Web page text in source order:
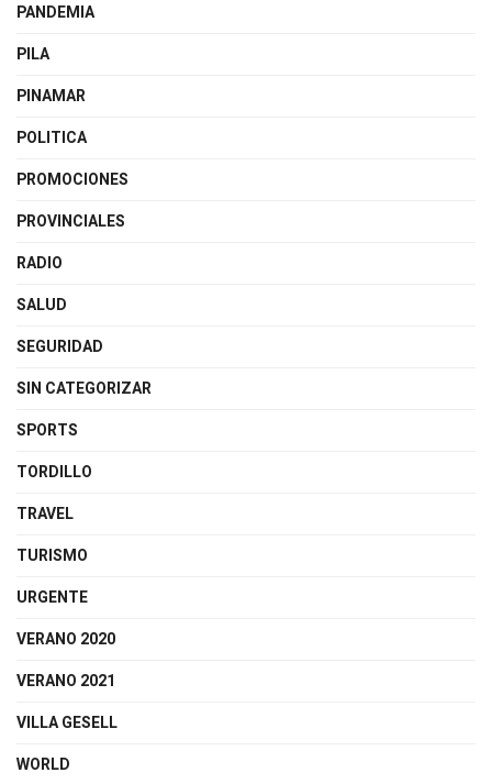
PANDEMIA
PILA
PINAMAR
POLITICA
PROMOCIONES
PROVINCIALES
RADIO
SALUD
SEGURIDAD
SIN CATEGORIZAR
SPORTS
TORDILLO
TRAVEL
TURISMO
URGENTE
VERANO 2020
VERANO 2021
VILLA GESELL
WORLD